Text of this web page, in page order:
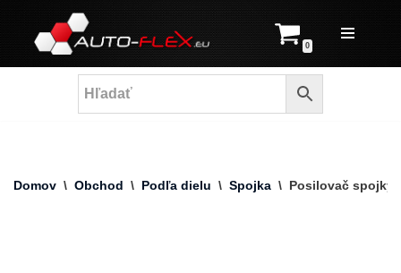
Prejsť
na
0
Domov \ Obchod \ Podľa dielu \ Spojka \ Posilovač spojky